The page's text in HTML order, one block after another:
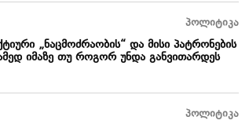
პოლიტიკა
„ნაცმოძრაობის“ და მისი პატრონების
იმაზე თუ როგორ უნდა განვითარდეს
პოლიტიკა